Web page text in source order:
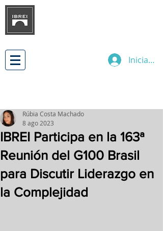
Iniciar
IBREI Participa en la 163ª
Reunión del G100 Brasil
para Discutir Liderazgo en
la Complejidad
Rúbia Costa Machado
8 ago 2023